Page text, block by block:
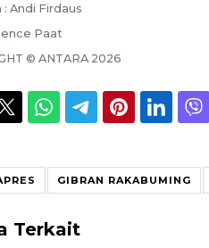
: Andi Firdaus
Paat
© ANTARA 2026
GIBRAN RAKABUMING
Terkait